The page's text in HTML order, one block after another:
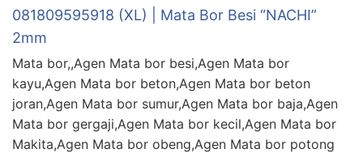
081809595918 (XL) | Mata Bor Besi “NACHI”
2mm
Mata bor,,Agen Mata bor besi,Agen Mata bor
kayu,Agen Mata bor beton,Agen Mata bor beton
joran,Agen Mata bor sumur,Agen Mata bor baja,Agen
Mata bor gergaji,Agen Mata bor kecil,Agen Mata bor
Makita,Agen Mata bor obeng,Agen Mata bor potong